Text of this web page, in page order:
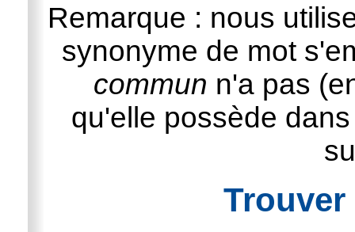
Remarque : nous
synonyme de mot
commun n'a pas
qu'elle possède